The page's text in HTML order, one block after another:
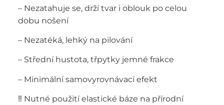
– Nezatahuje se, drží tvar i oblouk po celou
dobu nošení
– Nezatéká, lehký na pilování
– Střední hustota, třpytky jemné frakce
– Minimální samovyrovnávací efekt
‼️ Nutné použití elastické báze na přírodní